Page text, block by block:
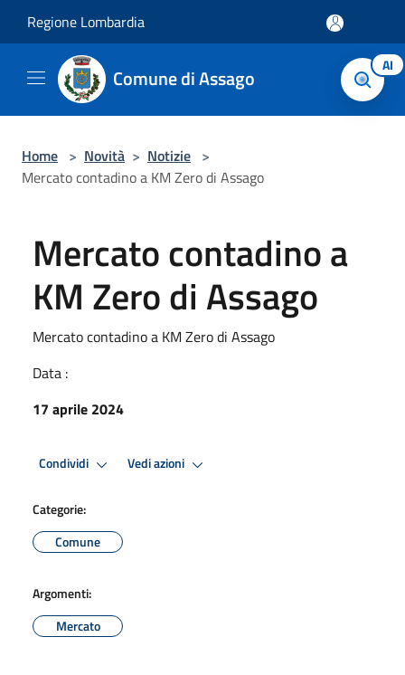
Regione Lombardia
Comune di Assago AI
Home > Novità > Notizie >
Mercato contadino a KM Zero di Assago
Mercato contadino a
KM Zero di Assago
Mercato contadino a KM Zero di Assago
Data :
17 aprile 2024
Condividi Vedi azioni
Categorie:
Comune
Argomenti:
Mercato